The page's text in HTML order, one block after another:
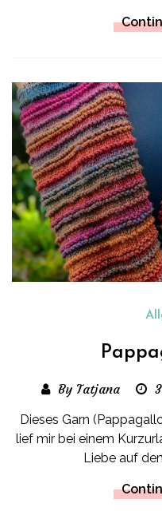
By Tatjana
Dieses Garn
lief mir bei einem
Liebe auf